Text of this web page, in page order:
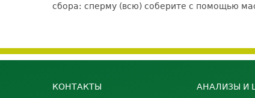
сбора: сперму (всю) соберите с помощью
КОНТАКТЫ АНАЛИЗЫ И